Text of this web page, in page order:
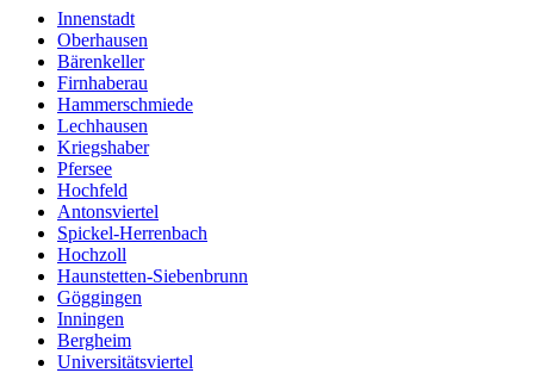
Innenstadt
Oberhausen
Bärenkeller
Firnhaberau
Hammerschmiede
Lechhausen
Kriegshaber
Pfersee
Hochfeld
Antonsviertel
Spickel-Herrenbach
Hochzoll
Haunstetten-Siebenbrunn
Göggingen
Inningen
Bergheim
Universitätsviertel